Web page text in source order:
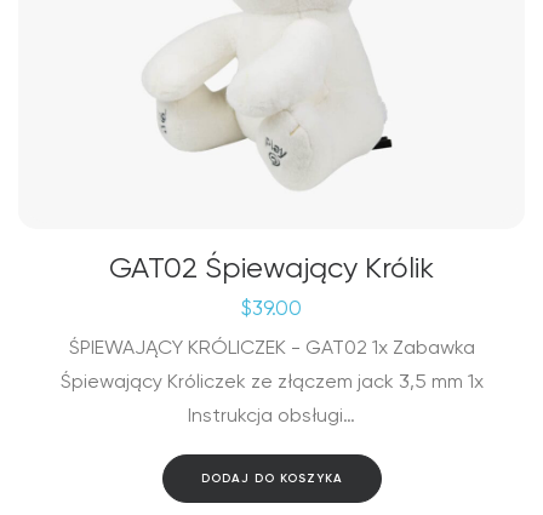
GAT02 Śpiewający Królik
$39.00
ŚPIEWAJĄCY KRÓLICZEK - GAT02 1x Zabawka
Śpiewający Króliczek ze złączem jack 3,5 mm 1x
Instrukcja obsługi…
DODAJ DO KOSZYKA